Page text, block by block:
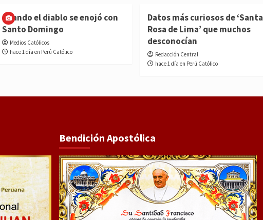
Cuando el diablo se enojó con
Santo Domingo
Medios Católicos
hace 1 día en Perú Católico
Datos más curiosos de ‘Santa
Rosa de Lima’ que muchos
desconocían
Redacción Central
hace 1 día en Perú Católico
Bendición Apostólica